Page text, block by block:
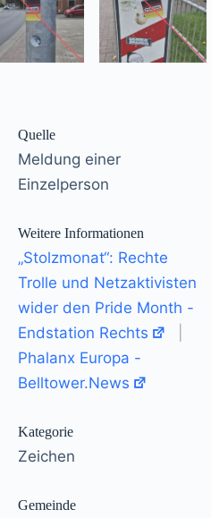
Quelle
Meldung einer
Einzelperson
Weitere Informationen
„Stolzmonat“: Rechte
Trolle und Netzaktivisten
wider den Pride Month -
Endstation Rechts
Phalanx Europa -
Belltower.News
Kategorie
Zeichen
Gemeinde